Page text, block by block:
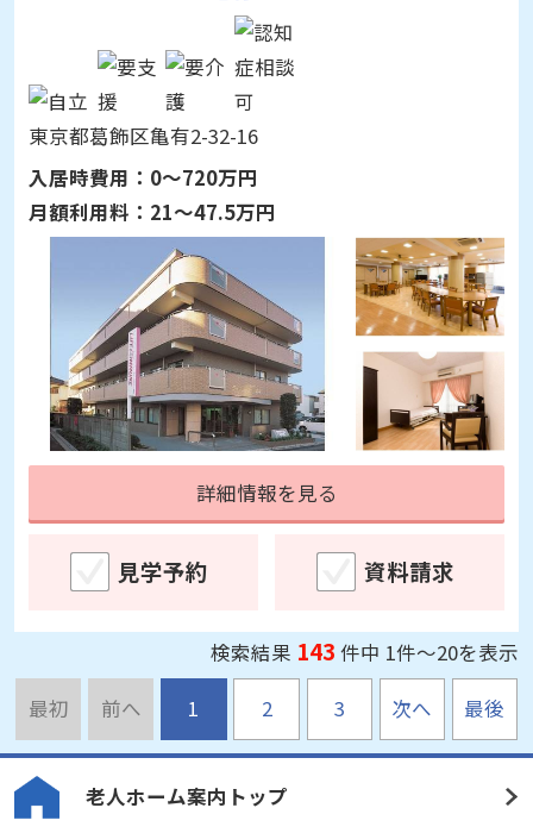
0～720万円
月額利用料：
17.4～48.1万円
詳細情報を見る
見学予約
介護付有料老人ホーム 入居後あんしん保障対象
ライフコミューン亀有
東京都葛飾区亀有2-32-16
入居時費用：
月額利用料：21～47.5万円